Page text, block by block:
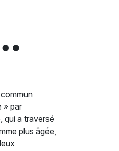
» par
qui a traversé
plus âgée,